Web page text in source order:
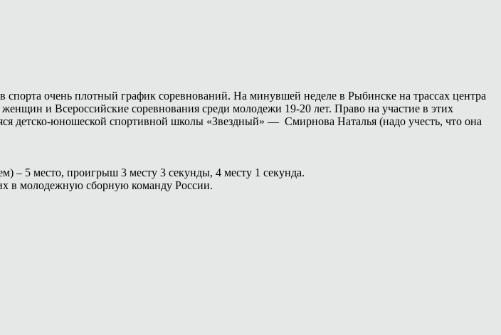
очень плотный график соревнований. На минувшей неделе в Рыбинске на трассах центра
и Всероссийские соревнования среди молодежи 19-20 лет. Право на участие в этих
детско-юношеской спортивной школы «Звездный» — Смирнова Наталья (надо учесть, что она
– 5 место, проигрыш 3 месту 3 секунды, 4 месту 1 секунда.
в молодежную сборную команду России.